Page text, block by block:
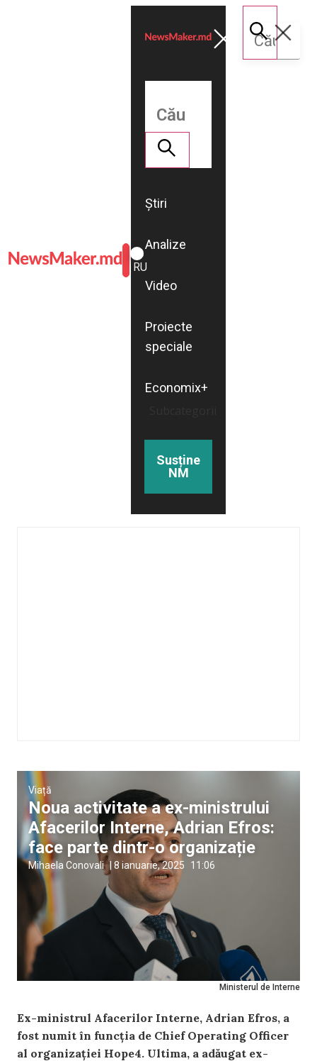
ROMÂNĂ
RU
Știri
Analize
Video
Proiecte
speciale
Economix+
Susține
NM
Ministerul de Interne
Viață
Noua activitate a ex-ministrului
Afacerilor Interne, Adrian Efros:
face parte dintr-o organizație
Mihaela Conovali 8 ianuarie, 2025 11:06
Ex-ministrul Afacerilor Interne, Adrian Efros, a
fost numit în funcția de Chief Operating Officer
al organizației Hope4. Ultima, a adăugat ex-